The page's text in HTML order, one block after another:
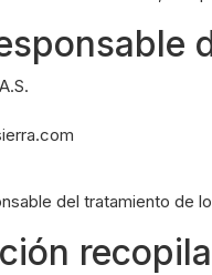
del tratamiento